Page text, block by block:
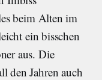
beim Alten im
ein bisschen
aus. Die
den Jahren auch